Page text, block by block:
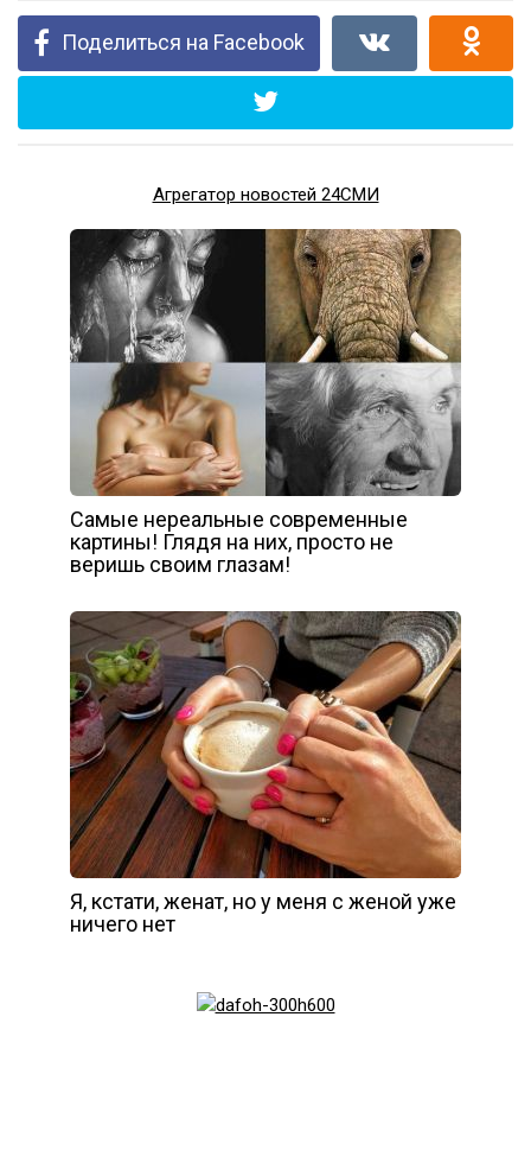
Поделиться на Facebook
Агрегатор новостей 24СМИ
Самые нереальные современные
картины! Глядя на них, просто не
веришь своим глазам!
Я, кстати, женат, но у меня с женой уже
ничего нет